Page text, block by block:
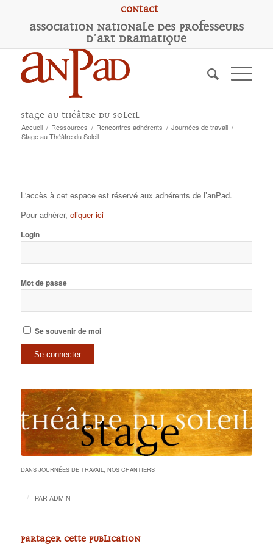
Contact
Association Nationale des Professeurs
d'Art Dramatique
Stage au Théâtre du Soleil
Accueil / Ressources / Rencontres adhérents / Journées de travail /
Stage au Théâtre du Soleil
L'accès à cet espace est réservé aux adhérents de l’anPad.
Pour adhérer, cliquer ici
Login
Mot de passe
Se souvenir de moi
DANS JOURNÉES DE TRAVAIL, NOS CHANTIERS
/ PAR ADMIN
Partager cette publication